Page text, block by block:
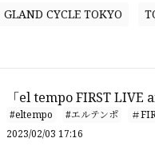
GLAND CYCLE TOKYO
「el tempo FIRST LIVE
#eltempo #エルテンポ
＃
2023/02/03 17:16